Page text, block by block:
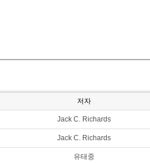
저자
Jack C. Richards
Jack C. Richards
유태중